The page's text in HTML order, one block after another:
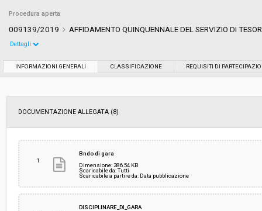
Procedura aperta
009139/2019 AFFIDAMENTO QUINQUENNALE DEL SERVIZIO DI
Data pubblicazione:
Svolgimento:
Responsabile attuale: COMUNE DI TORRITA DI SIENA - Area
Dettagli
INFORMAZIONI GENERALI CLASSIFICAZIONE REQUISITI DI
DOCUMENTAZIONE ALLEGATA (8)
1
Bndo di gara
Dimensione: 386.54 KB
Scaricabile da: Tutti
Scaricabile a partire da: Data pubblicazione
DISCIPLINARE_DI_GARA